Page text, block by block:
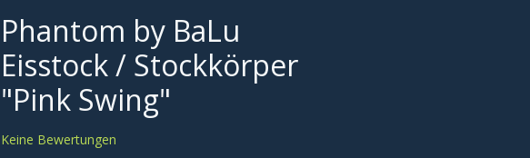
Phantom by BaLu
Eisstock / Stockkörper
"Pink Swing"
Keine Bewertungen